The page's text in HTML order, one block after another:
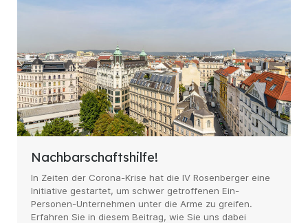
Nachbarschaftshilfe!
In Zeiten der Corona-Krise hat die IV Rosenberger eine
Initiative gestartet, um schwer getroffenen Ein-
Personen-Unternehmen unter die Arme zu greifen.
Erfahren Sie in diesem Beitrag, wie Sie uns dabei